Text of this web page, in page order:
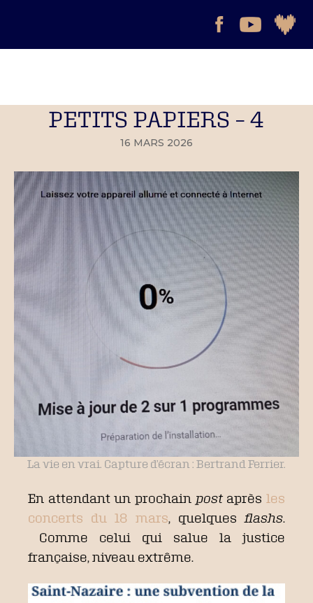
PETITS PAPIERS – 4
16 MARS 2026
La vie en vrai. Capture d’écran : Bertrand Ferrier.
En attendant un prochain postaprèsles
concerts du 18 mars, quelques flashs.
Comme celui qui salue la justice
française, niveau extrême.